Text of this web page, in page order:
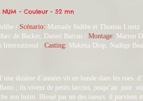
dizaine d’années vit en bande dans les rues
; ils vivent de petits larcins, jusqu’au jour
son butin. Blessé par un des tueurs il parvient
/ Scénario: Mamady Sidibe et Thomas Luntz
de Backer, Daniel Barrau​ / Montage: Marion
International / Casting: Makéna Diop, Nadège
NUM - Couleur - 52 mn